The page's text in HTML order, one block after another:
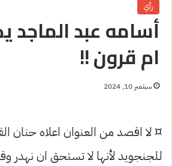
رأي
أسامه عبد الماجد
ام قرون !!
سبتمبر 10, 2024
¤ لا اقصد من العنوان اعلاه حنان
للجنجويد لأنها لا تستحق ان نهدر